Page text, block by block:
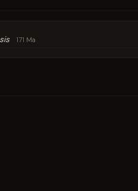
171 Ma